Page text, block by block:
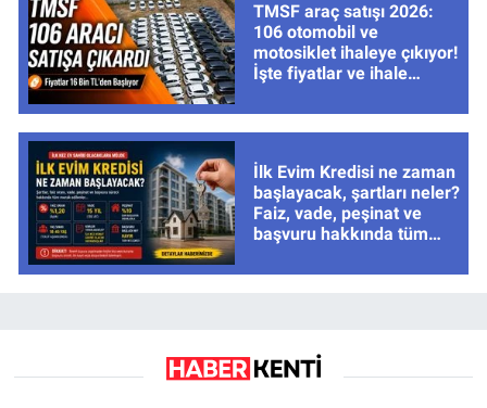
TMSF araç satışı 2026:
106 otomobil ve
motosiklet ihaleye çıkıyor!
İşte fiyatlar ve ihale
İlk Evim Kredisi ne zaman
başlayacak, şartları neler?
Faiz, vade, peşinat ve
başvuru hakkında tüm